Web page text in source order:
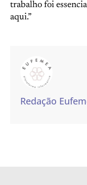
trabalho foi
aqui.”
Redação